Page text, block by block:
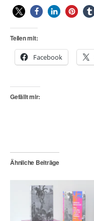
Teilen mit:
Facebook
Gefällt mir:
Ähnliche Beiträge